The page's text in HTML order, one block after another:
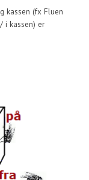
kassen (fx Fluen
i kassen) er